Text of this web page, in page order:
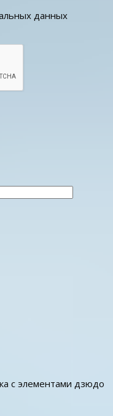
данных
с элементами дзюдо